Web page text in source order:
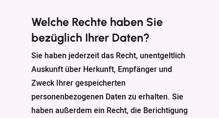
Welche Rechte haben Sie
bezüglich Ihrer Daten?
Sie haben jederzeit das Recht, unentgeltlich
Auskunft über Herkunft, Empfänger und
Zweck Ihrer gespeicherten
personenbezogenen Daten zu erhalten. Sie
haben außerdem ein Recht, die Berichtigung